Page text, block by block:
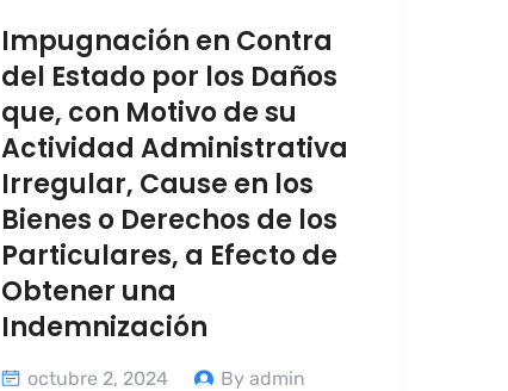
Impugnación en Contra
del Estado por los Daños
que, con Motivo de su
Actividad Administrativa
Irregular, Cause en los
Bienes o Derechos de los
Particulares, a Efecto de
Obtener una
Indemnización
octubre 2, 2024 By admin